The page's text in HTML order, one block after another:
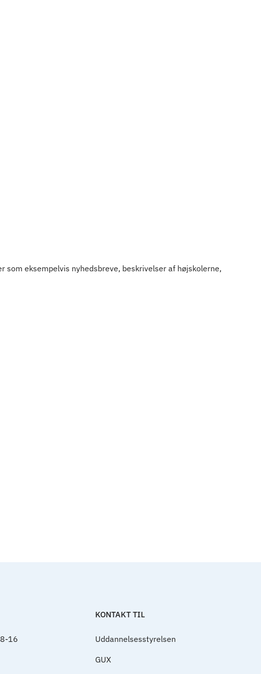
eksempelvis nyhedsbreve, beskrivelser af højskolerne,
16
KONTAKT TIL
Uddannelsesstyrelsen
GUX